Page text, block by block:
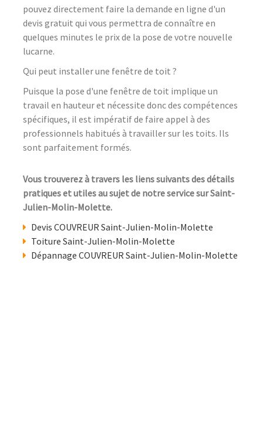
pouvez directement faire la demande en ligne d'un
devis gratuit qui vous permettra de connaître en
quelques minutes le prix de la pose de votre nouvelle
lucarne.
Qui peut installer une fenêtre de toit ?
Puisque la pose d'une fenêtre de toit implique un
travail en hauteur et nécessite donc des compétences
spécifiques, il est impératif de faire appel à des
professionnels habitués à travailler sur les toits. Ils
sont parfaitement formés.
Vous trouverez à travers les liens suivants des détails
pratiques et utiles au sujet de notre service sur Saint-
Julien-Molin-Molette.
Devis COUVREUR Saint-Julien-Molin-Molette
Toiture Saint-Julien-Molin-Molette
Dépannage COUVREUR Saint-Julien-Molin-Molette